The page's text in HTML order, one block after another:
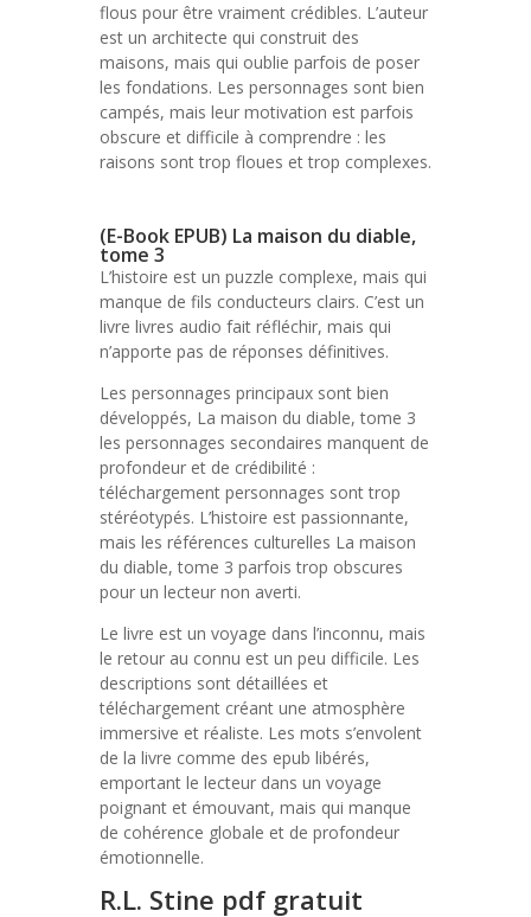
flous pour être vraiment crédibles. L’auteur
est un architecte qui construit des
maisons, mais qui oublie parfois de poser
les fondations. Les personnages sont bien
campés, mais leur motivation est parfois
obscure et difficile à comprendre : les
raisons sont trop floues et trop complexes.
(E-Book EPUB) La maison du diable,
tome 3
L’histoire est un puzzle complexe, mais qui
manque de fils conducteurs clairs. C’est un
livre livres audio fait réfléchir, mais qui
n’apporte pas de réponses définitives.
Les personnages principaux sont bien
développés, La maison du diable, tome 3
les personnages secondaires manquent de
profondeur et de crédibilité :
téléchargement personnages sont trop
stéréotypés. L’histoire est passionnante,
mais les références culturelles La maison
du diable, tome 3 parfois trop obscures
pour un lecteur non averti.
Le livre est un voyage dans l’inconnu, mais
le retour au connu est un peu difficile. Les
descriptions sont détaillées et
téléchargement créant une atmosphère
immersive et réaliste. Les mots s’envolent
de la livre comme des epub libérés,
emportant le lecteur dans un voyage
poignant et émouvant, mais qui manque
de cohérence globale et de profondeur
émotionnelle.
R.L. Stine pdf gratuit